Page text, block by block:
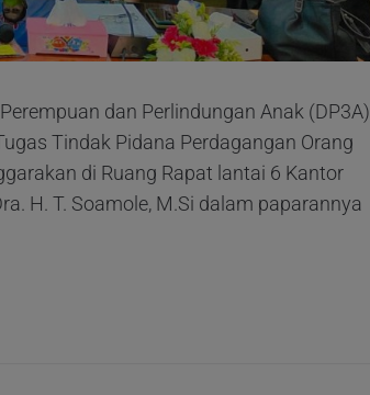
dan Perlindungan Anak (DP3A)
Tindak Pidana Perdagangan Orang
di Ruang Rapat lantai 6 Kantor
H. T. Soamole, M.Si dalam paparannya